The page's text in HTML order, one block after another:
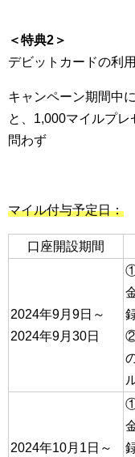
＜特典2＞
デビットカードの利
キャンペーン期間中
と、1,000マイルプ
問わず
マイル付与予定日：
口座開設期間
2024年9月9日～
2024年9月30日
①
②
2024年10月1日～
①